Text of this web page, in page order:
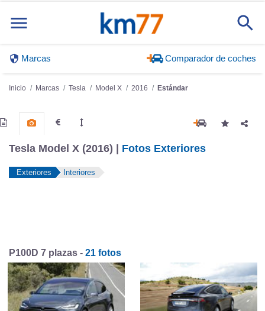
Marcas Comparador de coches
Inicio Marcas Tesla Model X 2016 Estándar
Tesla Model X (2016) | Fotos Exteriores
Exteriores Interiores
P100D 7 plazas - 21 fotos